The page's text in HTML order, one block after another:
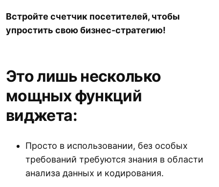
Встройте счетчик посетителей, чтобы
упростить свою бизнес-стратегию!
Это лишь несколько
мощных функций
виджета:
Просто в использовании, без особых
требований требуются знания в области
анализа данных и кодирования.